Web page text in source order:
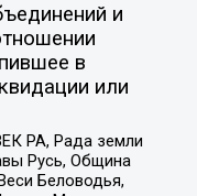
и
в
или
РА, Рада земли
Русь, Община
Беловодья,